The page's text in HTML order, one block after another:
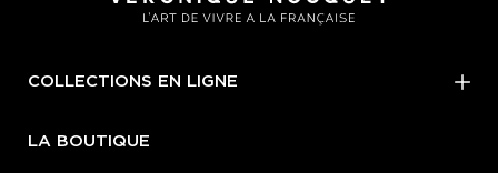
COLLECTIONS EN LIGNE
LA BOUTIQUE